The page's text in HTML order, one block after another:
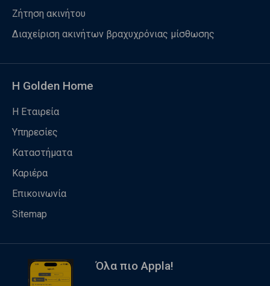
Ζήτηση ακινήτου
Διαχείριση ακινήτων βραχυχρόνιας μίσθωσης
Η Golden Home
Η Εταιρεία
Υπηρεσίες
Καταστήματα
Καριέρα
Επικοινωνία
Sitemap
Όλα πιο Appla!